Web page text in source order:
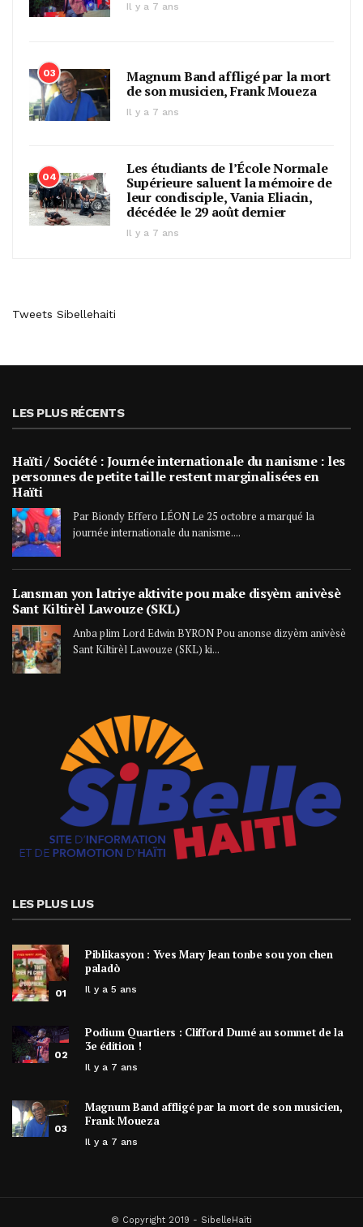
Il y a 7 ans
03
Magnum Band affligé par la mort
de son musicien, Frank Moueza
Il y a 7 ans
04
Les étudiants de l’École Normale
Supérieure saluent la mémoire de
leur condisciple, Vania Eliacin,
décédée le 29 août dernier
Il y a 7 ans
Tweets Sibellehaiti
LES PLUS RÉCENTS
Haïti / Société : Journée internationale du nanisme : les
personnes de petite taille restent marginalisées en
Haïti
Par Biondy Effero LÉON Le 25 octobre a marqué la
journée internationale du nanisme....
Lansman yon latriye aktivite pou make disyèm anivèsè
Sant Kiltirèl Lawouze (SKL)
Anba plim Lord Edwin BYRON Pou anonse dizyèm anivèsè
Sant Kiltirèl Lawouze (SKL) ki...
LES PLUS LUS
01
Piblikasyon : Yves Mary Jean tonbe sou yon chen
paladò
Il y a 5 ans
02
Podium Quartiers : Clifford Dumé au sommet de la
3e édition !
Il y a 7 ans
03
Magnum Band affligé par la mort de son musicien,
Frank Moueza
Il y a 7 ans
© Copyright 2019 - SibelleHaïti